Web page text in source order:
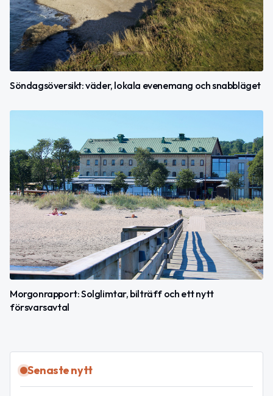
Söndagsöversikt: väder, lokala evenemang och snabbläget
Morgonrapport: Solglimtar, bilträff och ett nytt
försvarsavtal
Senaste nytt